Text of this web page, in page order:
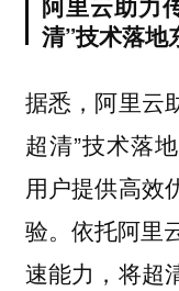
清”技术落地
据悉，阿里云
超清”技术落
用户提供高效
验。依托阿里
速能力，将超